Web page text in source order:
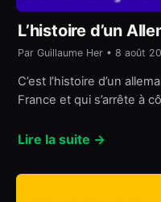
L’histoire d’un
Par Guillaume Her • 8 août
C’est l’histoire d’un
France et qui s’arrête à
Lire la suite →